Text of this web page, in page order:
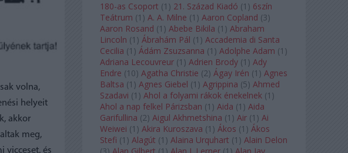
volna,
helyeit
akkor
meg,
vicceset, és
180-as Csoport (1 ) 21. Század Kiadó (1 ) 6szín
Teátrum (1 ) A. A. Milne (1 ) Aaron Copland (3)
Aaron Rosand (1 ) Abebe Bikila (1 ) Abraham
Lincoln (1 ) Ábrahám Pál (1 ) Accademia di Santa
Cecilia (1 ) Ádám Zsuzsanna (1 ) Adolphe Adam (1 )
Adriana Lecouvreur (1 ) Adrien Brody (1 ) Ady
Endre (10) Agatha Christie (2) Ágay Irén (1 ) Agnes
Baltsa (1 ) Agnes Giebel (1 ) Agrippina (5) Ahmed
Szadavi (1 ) Ahol a folyami rákok énekelnek (1 )
Ahol a nap felkel Párizsban (1 ) Aida (1 ) Aida
Garifullina (2) Aigul Akhmetshina (1 ) Air (1 ) Ai
Weiwei (1 ) Akira Kuroszava (1 ) Ákos (1 ) Ákos
Stefi (1 ) Alagút (1 ) Alaina Urquhart (1 ) Alain Delon